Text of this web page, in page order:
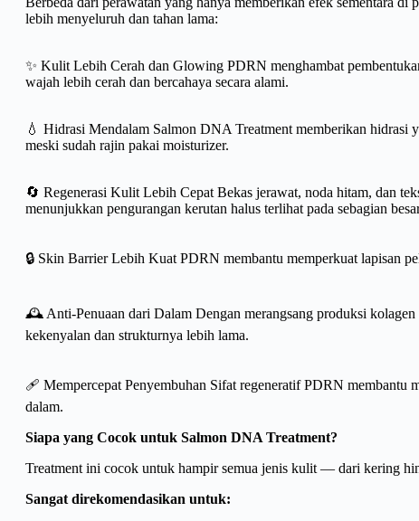
lebih menyeluruh dan tahan lama:
✨ Kulit Lebih Cerah dan Glowing PDRN menghambat
wajah lebih cerah dan bercahaya secara alami.
💧 Hidrasi Mendalam Salmon DNA Treatment memberikan
meski sudah rajin pakai moisturizer.
🔄 Regenerasi Kulit Lebih Cepat Bekas jerawat, noda hitam, dan
menunjukkan pengurangan kerutan halus terlihat pada sebagian
🔒 Skin Barrier Lebih Kuat PDRN membantu memperkuat lapisan
🕰️ Anti-Penuaan dari Dalam Dengan merangsang produksi
kekenyalan dan strukturnya lebih lama.
🩹 Mempercepat Penyembuhan Sifat regeneratif PDRN membantu
dalam.
Siapa yang Cocok untuk Salmon DNA Treatment?
Treatment ini cocok untuk hampir semua jenis kulit — dari kering
Sangat direkomendasikan untuk: